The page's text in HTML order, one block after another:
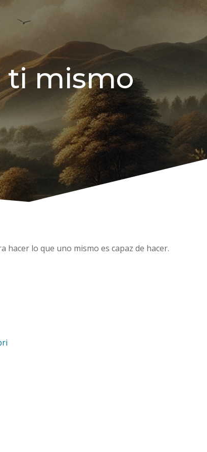
ti mismo
hacer lo que uno mismo es capaz de hacer.